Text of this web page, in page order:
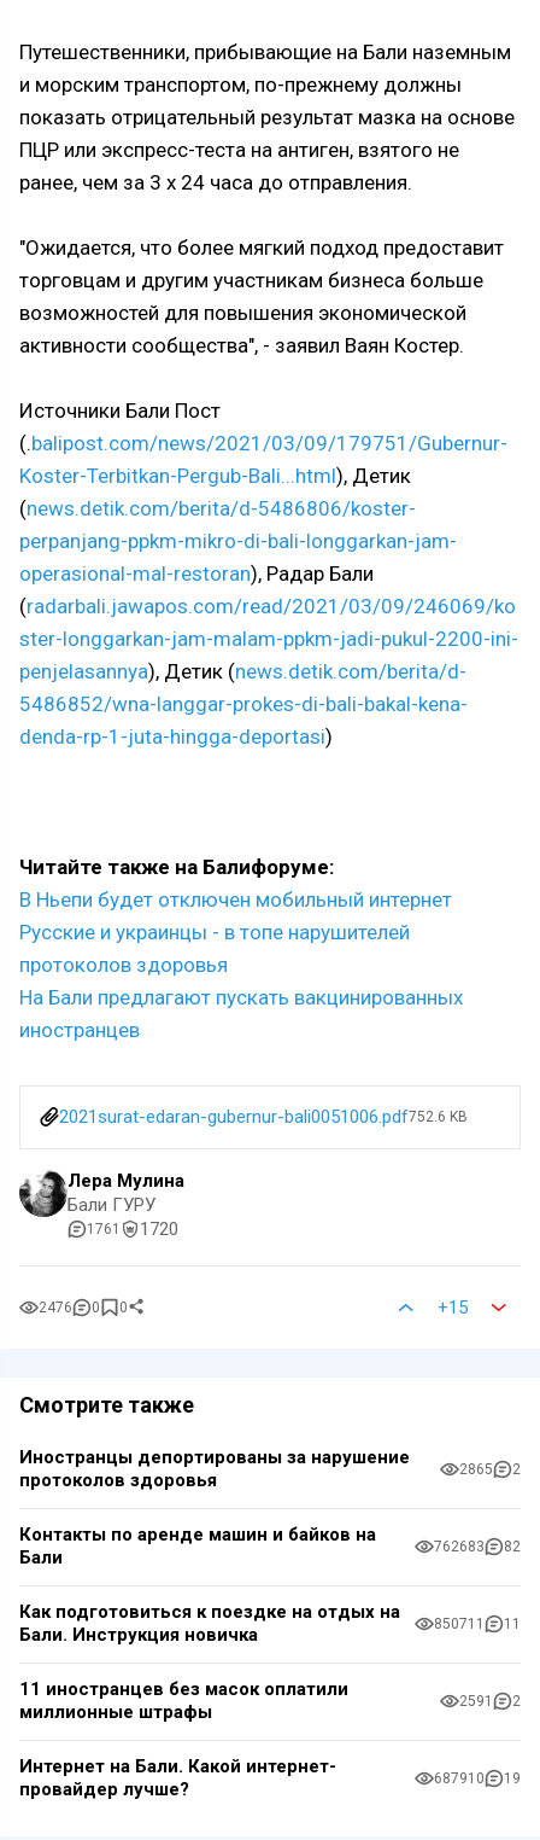
Путешественники, прибывающие на Бали наземным
и морским транспортом, по-прежнему должны
показать отрицательный результат мазка на основе
ПЦР или экспресс-теста на антиген, взятого не
ранее, чем за 3 х 24 часа до отправления.
"Ожидается, что более мягкий подход предоставит
торговцам и другим участникам бизнеса больше
возможностей для повышения экономической
активности сообщества", - заявил Ваян Костер.
Источники Бали Пост
(.balipost.com/news/2021/03/09/179751/Gubernur-
Koster-Terbitkan-Pergub-Bali...html), Детик
(news.detik.com/berita/d-5486806/koster-
perpanjang-ppkm-mikro-di-bali-longgarkan-jam-
operasional-mal-restoran), Радар Бали
(radarbali.jawapos.com/read/2021/03/09/246069/ko
ster-longgarkan-jam-malam-ppkm-jadi-pukul-2200-ini-
penjelasannya), Детик (news.detik.com/berita/d-
5486852/wna-langgar-prokes-di-bali-bakal-kena-
denda-rp-1-juta-hingga-deportasi)
Читайте также на Балифоруме:
В Ньепи будет отключен мобильный интернет
Русские и украинцы - в топе нарушителей
протоколов здоровья
На Бали предлагают пускать вакцинированных
иностранцев
2021surat-edaran-gubernur-bali0051006.pdf752.6 KB
Лера Мулина
Бали ГУРУ
1761 1720
2476 0 0 +15
Смотрите также
Иностранцы депортированы за нарушение
протоколов здоровья
2865 2
Контакты по аренде машин и байков на
Бали
762683 82
Как подготовиться к поездке на отдых на
Бали. Инструкция новичка
850711 11
11 иностранцев без масок оплатили
миллионные штрафы
2591 2
Интернет на Бали. Какой интернет-
провайдер лучше?
687910 19